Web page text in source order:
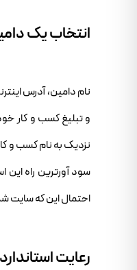
انتخاب يک
نام دامين، آدرس
و تبليغ کسب و کار
نزديک به نام کسب و
سود آورترين راه
احتمال اين که سايت
رعايت